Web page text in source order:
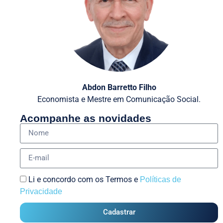
Abdon Barretto Filho
Economista e Mestre em Comunicação Social.
Acompanhe as novidades
Li e concordo com os Termos e Políticas de
Privacidade
Cadastrar